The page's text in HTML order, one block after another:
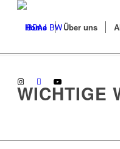
Home Über uns
WICHTIGE